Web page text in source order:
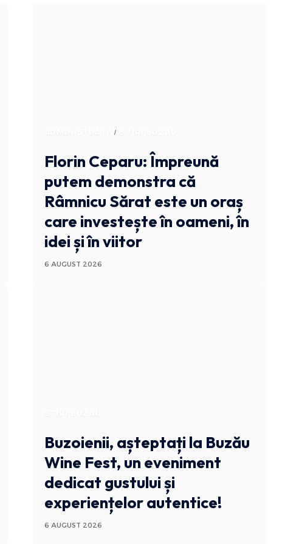
ADMINISTRATIV
Florin Ceparu: Împreună
putem demonstra că
Râmnicu Sărat este un oraș
care investește în oameni, în
idei și în viitor
6 AUGUST 2026
Buzoienii, așteptați la Buzău
Wine Fest, un eveniment
dedicat gustului și
experiențelor autentice!
6 AUGUST 2026